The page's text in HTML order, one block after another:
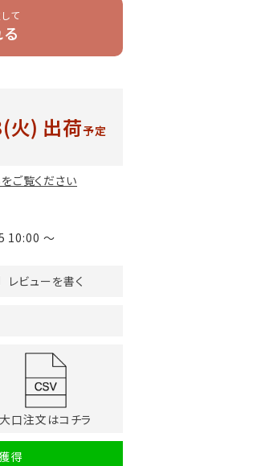
て
火) 出荷予定
ご覧ください
10:00 〜
レビューを書く
大口注文はコチラ
得